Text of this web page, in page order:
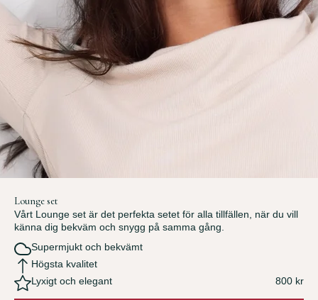
Lounge set
Vårt Lounge set är det perfekta setet för alla tillfällen, när du vill
känna dig bekväm och snygg på samma gång.
Supermjukt och bekvämt
Högsta kvalitet
Lyxigt och elegant
800 kr